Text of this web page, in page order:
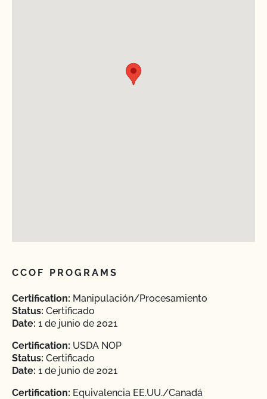
CCOF PROGRAMS
Certification: Manipulación/Procesamiento
Status: Certificado
Date: 1 de junio de 2021
Certification: USDA NOP
Status: Certificado
Date: 1 de junio de 2021
Certification: Equivalencia EE.UU./Canadá